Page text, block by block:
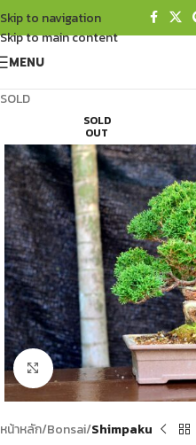
Skip to navigation
Skip to main content
MENU
SOLD
SOLD
OUT
Click to enlarge
หน้าหลัก Bonsai Shimpaku